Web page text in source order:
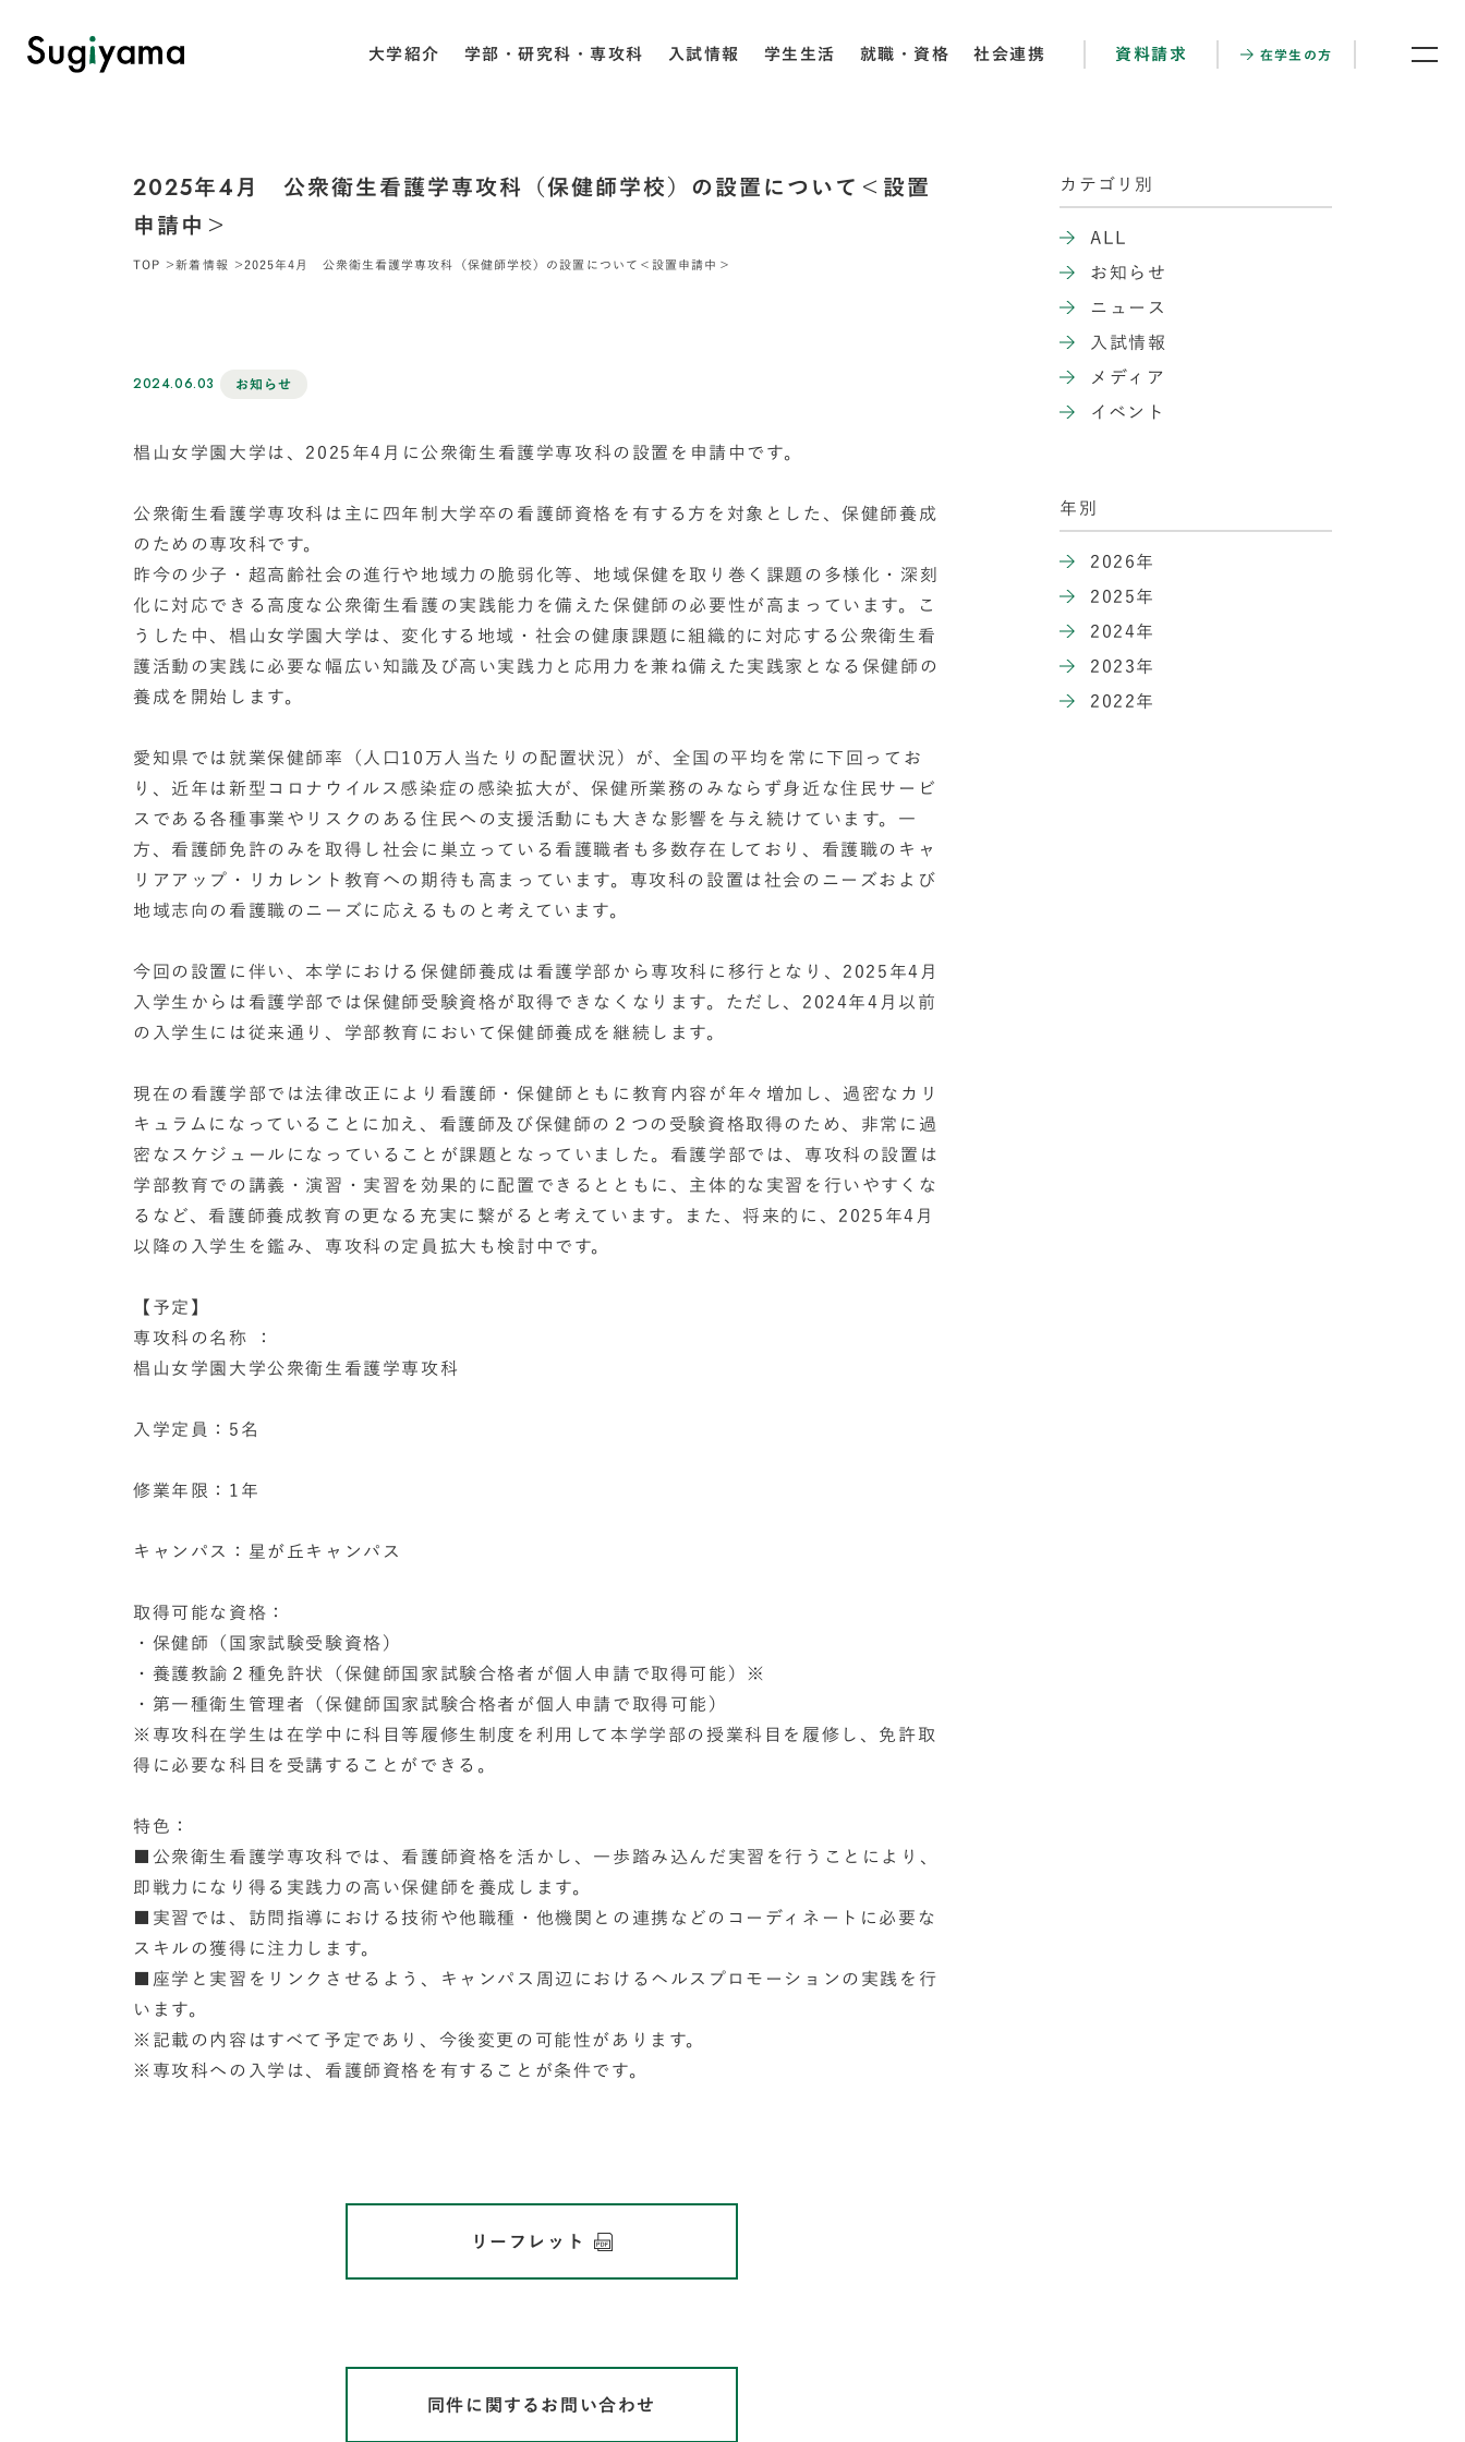
大学紹介 学部・研究科・専攻科 入試情報 学生生活 就職・資格 社会連携 資料請求 在学生の方
2025年4月 公衆衛生看護学専攻科（保健師学校）の設置について＜設置
申請中＞
TOP 新着情報 2025年4月 公衆衛生看護学専攻科（保健師学校）の設置について＜設置申請中＞
2024.06.03 お知らせ
椙山女学園大学は、2025年4月に公衆衛生看護学専攻科の設置を申請中です。
公衆衛生看護学専攻科は主に四年制大学卒の看護師資格を有する方を対象とした、保健師養成
のための専攻科です。
昨今の少子・超高齢社会の進行や地域力の脆弱化等、地域保健を取り巻く課題の多様化・深刻
化に対応できる高度な公衆衛生看護の実践能力を備えた保健師の必要性が高まっています。こ
うした中、椙山女学園大学は、変化する地域・社会の健康課題に組織的に対応する公衆衛生看
護活動の実践に必要な幅広い知識及び高い実践力と応用力を兼ね備えた実践家となる保健師の
養成を開始します。
愛知県では就業保健師率（人口10万人当たりの配置状況）が、全国の平均を常に下回ってお
り、近年は新型コロナウイルス感染症の感染拡大が、保健所業務のみならず身近な住民サービ
スである各種事業やリスクのある住民への支援活動にも大きな影響を与え続けています。一
方、看護師免許のみを取得し社会に巣立っている看護職者も多数存在しており、看護職のキャ
リアアップ・リカレント教育への期待も高まっています。専攻科の設置は社会のニーズおよび
地域志向の看護職のニーズに応えるものと考えています。
今回の設置に伴い、本学における保健師養成は看護学部から専攻科に移行となり、2025年4月
入学生からは看護学部では保健師受験資格が取得できなくなります。ただし、2024年4月以前
の入学生には従来通り、学部教育において保健師養成を継続します。
現在の看護学部では法律改正により看護師・保健師ともに教育内容が年々増加し、過密なカリ
キュラムになっていることに加え、看護師及び保健師の２つの受験資格取得のため、非常に過
密なスケジュールになっていることが課題となっていました。看護学部では、専攻科の設置は
学部教育での講義・演習・実習を効果的に配置できるとともに、主体的な実習を行いやすくな
るなど、看護師養成教育の更なる充実に繋がると考えています。また、将来的に、2025年4月
以降の入学生を鑑み、専攻科の定員拡大も検討中です。
【予定】
専攻科の名称 ：
椙山女学園大学公衆衛生看護学専攻科
入学定員：5名
修業年限：1年
キャンパス：星が丘キャンパス
取得可能な資格：
・保健師（国家試験受験資格）
・養護教諭２種免許状（保健師国家試験合格者が個人申請で取得可能）※
・第一種衛生管理者（保健師国家試験合格者が個人申請で取得可能）
※専攻科在学生は在学中に科目等履修生制度を利用して本学学部の授業科目を履修し、免許取
得に必要な科目を受講することができる。
特色：
■公衆衛生看護学専攻科では、看護師資格を活かし、一歩踏み込んだ実習を行うことにより、
即戦力になり得る実践力の高い保健師を養成します。
■実習では、訪問指導における技術や他職種・他機関との連携などのコーディネートに必要な
スキルの獲得に注力します。
■座学と実習をリンクさせるよう、キャンパス周辺におけるヘルスプロモーションの実践を行
います。
※記載の内容はすべて予定であり、今後変更の可能性があります。
※専攻科への入学は、看護師資格を有することが条件です。
リーフレット
同件に関するお問い合わせ
カテゴリ別
ALL
お知らせ
ニュース
入試情報
メディア
イベント
年別
2026年
2025年
2024年
2023年
2022年